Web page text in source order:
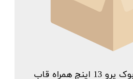
ال سی دی مک بوک پرو 13 اینچ همراه قاب